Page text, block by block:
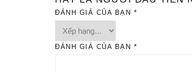
ĐÁNH GIÁ CỦA BẠN *
ĐÁNH GIÁ CỦA BẠN *